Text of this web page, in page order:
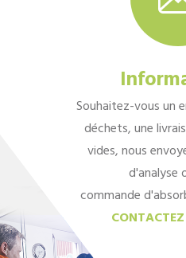
Souhaitez-vous un
déchets, une
vides, nous
d'analyse
commande